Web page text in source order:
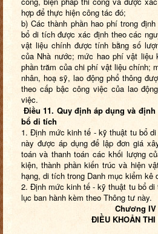
hợp để thực hiện công tác đó;
b) Các thành phần hao phí trong
bổ di tích được xác định theo các
vật liệu chính được tính bằng số
của Nhà nước; mức hao phí vật liệu
phần trăm của chi phí vật liệu chính;
nhân, hoạ sỹ, lao động phổ thông
theo cấp bậc công việc của lao
việc.
Điều 11. Quy định áp dụng và
bổ di tích
1. Định mức kinh tế - kỹ thuật tu bổ
này được áp dụng để lập đơn giá
toán và thanh toán các khối lượng
kiện, thành phần kiến trúc và hiện
hạng, di tích trong Danh mục kiểm kê
2. Định mức kinh tế - kỹ thuật tu bổ
lục ban hành kèm theo Thông tư này.
Chương IV
ĐIỀU KHOẢN THI